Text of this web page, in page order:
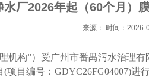
厂2026年起（60个月）
来源： 时间： 2026-
机构”）受广州市番禺污水治理有
(项目编号： GDYC26FG04007)进